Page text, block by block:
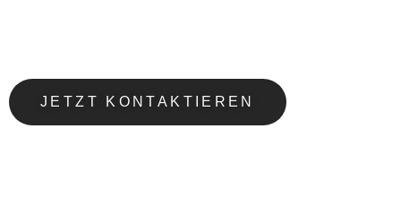
JETZT KONTAKTIEREN